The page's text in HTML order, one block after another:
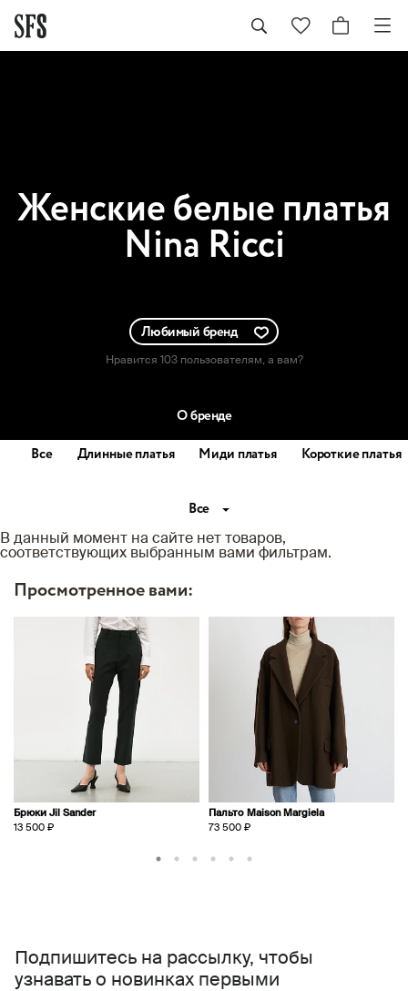
Женскиебелые платья
Nina Ricci
Любимый бренд
Нравится 103 пользователям, а вам?
О бренде
Все
Длинные платья Миди платья Короткие платья
Все
В данный момент на сайте нет товаров,
соответствующих выбранным вами фильтрам.
Просмотренное вами:
Брюки Jil Sander
13 500 ₽
Пальто Maison Margiela
73 500 ₽
Подпишитесь на рассылку, чтобы
узнавать о новинках первыми